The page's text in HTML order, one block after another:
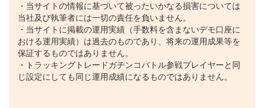
・当サイトの情報に基づいて被ったいかなる損害については
当社及び執筆者には一切の責任を負いません。
・当サイトに掲載の運用実績（手数料を含まないデモ口座に
おける運用実績）は過去のものであり、将来の運用成果等を
保証するものではありません。
・トラッキングトレードガチンコバトル参戦プレイヤーと同
じ設定にしても同じ運用成績になるものではありません。